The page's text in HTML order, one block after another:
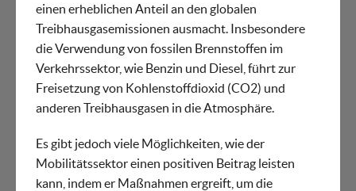
einen erheblichen Anteil an den globalen
Treibhausgasemissionen ausmacht. Insbesondere
die Verwendung von fossilen Brennstoffen im
Verkehrssektor, wie Benzin und Diesel, führt zur
Freisetzung von Kohlenstoffdioxid (CO2) und
anderen Treibhausgasen in die Atmosphäre.
Es gibt jedoch viele Möglichkeiten, wie der
Mobilitätssektor einen positiven Beitrag leisten
kann, indem er Maßnahmen ergreift, um die